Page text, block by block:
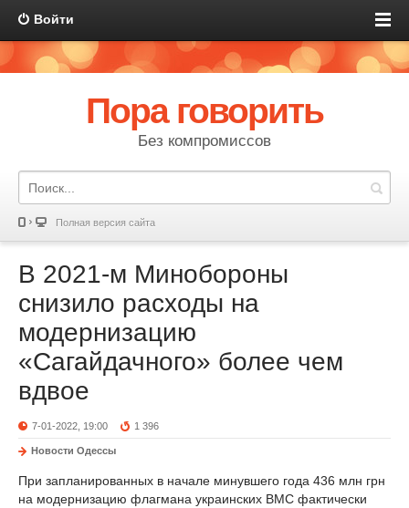
Войти
Пора говорить
Без компромиссов
Полная версия сайта
В 2021-м Минобороны
снизило расходы на
модернизацию
«Сагайдачного» более чем
вдвое
7-01-2022, 19:00 1 396
Новости Одессы
При запланированных в начале минувшего года 436 млн грн
на модернизацию флагмана украинских ВМС фактически